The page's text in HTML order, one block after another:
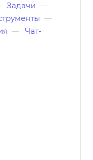
Задачи —
—
—
Чат-